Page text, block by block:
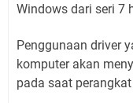
Windows dari seri 7
Penggunaan driver
komputer akan
pada saat